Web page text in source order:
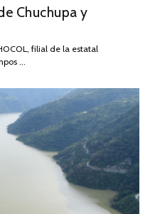
DE
2026
Chuchupa y
filial de la estatal
…